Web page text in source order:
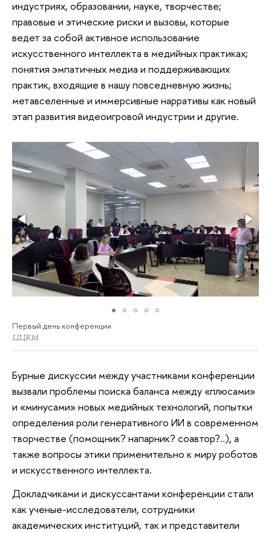
индустриях, образовании, науке, творчестве;
правовые и этические риски и вызовы, которые
ведет за собой активное использование
искусственного интеллекта в медийных практиках;
понятия эмпатичных медиа и поддерживающих
практик, входящие в нашу повседневную жизнь;
метавселенные и иммерсивные нарративы как новый
этап развития видеоигровой индустрии и другие.
Первый день конференции
ЦЦКМ
Бурные дискуссии между участниками конференции
вызвали проблемы поиска баланса между «плюсами»
и «минусами» новых медийных технологий, попытки
определения роли генеративного ИИ в современном
творчестве (помощник? напарник? соавтор?..), а
также вопросы этики применительно к миру роботов
и искусственного интеллекта.
Докладчиками и дискуссантами конференции стали
как ученые-исследователи, сотрудники
академических институций, так и представители